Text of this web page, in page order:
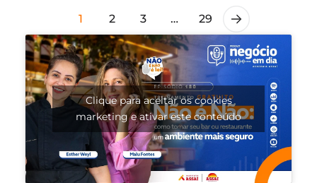
1 2 3 … 29
Clique para aceitar os cookies
marketing e ativar este conteúdo